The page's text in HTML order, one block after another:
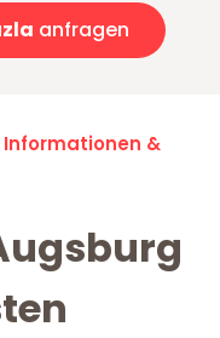
anfragen
Informationen &